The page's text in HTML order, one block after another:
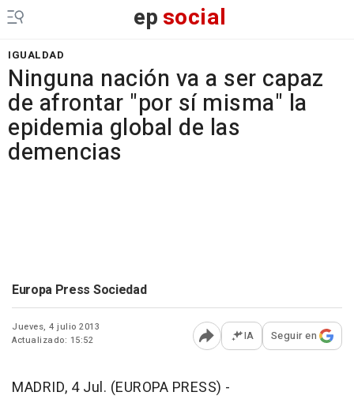
epsocial
IGUALDAD
Ninguna nación va a ser capaz
de afrontar "por sí misma" la
epidemia global de las
demencias
Europa Press Sociedad
Jueves, 4 julio 2013
Actualizado: 15:52
Abrir opciones para
IA Seguir en
MADRID, 4 Jul. (EUROPA PRESS) -